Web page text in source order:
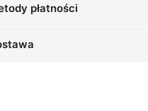
płatności